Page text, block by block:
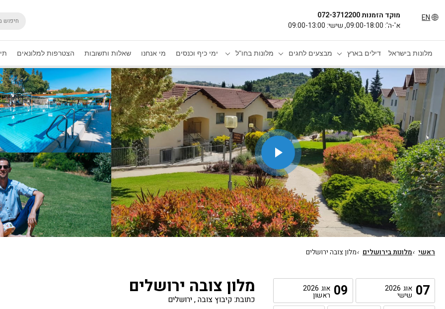
EN
מוקד הזמנות 072-3712200
א'-ה': 09:00-18:00, שישי: 09:00-13:00
מלונות בישראל דילים בארץ מבצעים לחגים מלונות בחו"ל ימי כיף וכנסים מי אנחנו שאלות ותשובות הצטרפות למלונאים
ראשי ›מלונות בירושלים ›מלון צובה ירושלים
07 אוג 2026
שישי 09 אוג 2026
ראשון מלון צובה ירושלים
כתובת: קיבוץ צובה , ירושלים